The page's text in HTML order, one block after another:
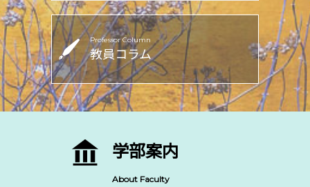
Professor Column
教員コラム
学部案内
About Faculty